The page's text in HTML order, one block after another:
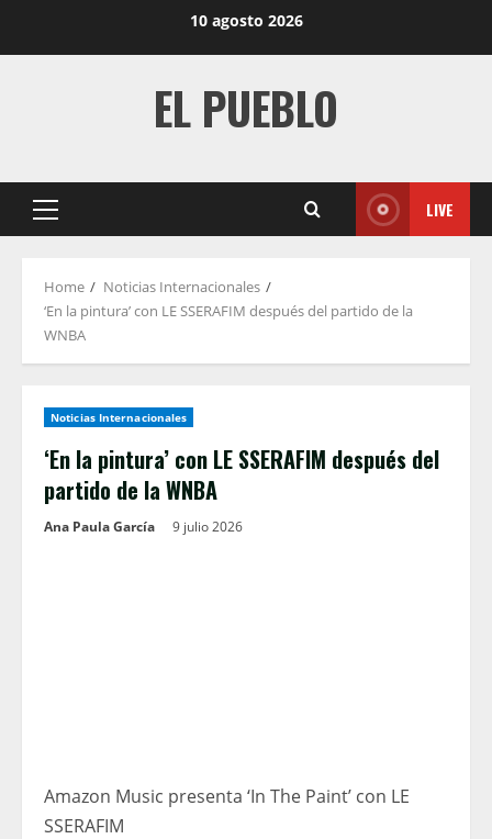
10 agosto 2026
EL PUEBLO
Primary
LIVE
Home
Noticias Internacionales
‘En la pintura’ con LE SSERAFIM después del partido de la
WNBA
Noticias Internacionales
‘En la pintura’ con LE SSERAFIM después del
partido de la WNBA
Ana Paula García 9 julio 2026
Amazon Music presenta ‘In The Paint’ con LE
SSERAFIM